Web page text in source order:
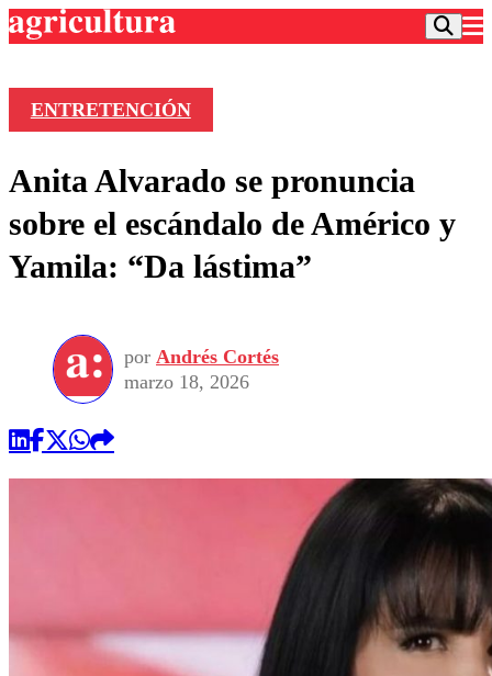
Frecuencias
Agricultura TV
Deportes
Colo Colo
Seleccion Chilena
Torneo Internacional
Universidad de Chile
Entretención
Economía
Internacional
Sustentabilidad
Publicaciones en medios
Opinión
ENTRETENCIÓN
Anita Alvarado se pronuncia
sobre el escándalo de Américo y
Yamila: “Da lástima”
por Andrés Cortés
marzo 18, 2026